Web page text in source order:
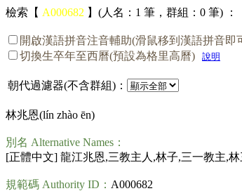
檢索【 A000682 】(人名：1 筆，群組：0 筆) ：
開啟漢語拼音注音輔助(滑鼠移到漢語拼音即
切換生卒年至西曆(預設為格里高曆)
說明
朝代過濾器(不含群組)：
林兆恩(lín zhào ēn)
別名 Alternative Names：
[正體中文] 龍江兆恩,三教主人,林子,三一教主,
規範碼 Authority ID： A000682